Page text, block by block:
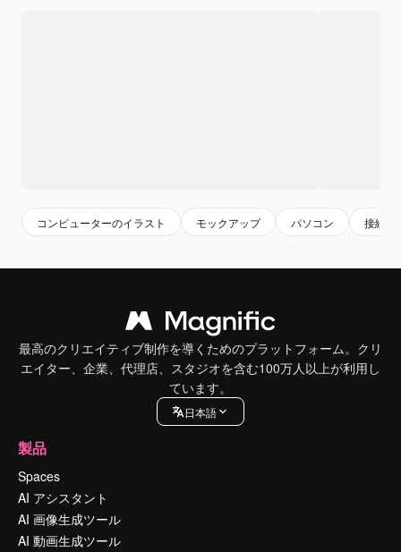
コンピューターのイラスト モックアップ パソコン 接続
最高のクリエイティブ制作を導くためのプラットフォーム。クリ
エイター、企業、代理店、スタジオを含む100万人以上が利用し
ています。
日本語
製品
Spaces
AI アシスタント
AI 画像生成ツール
AI 動画生成ツール